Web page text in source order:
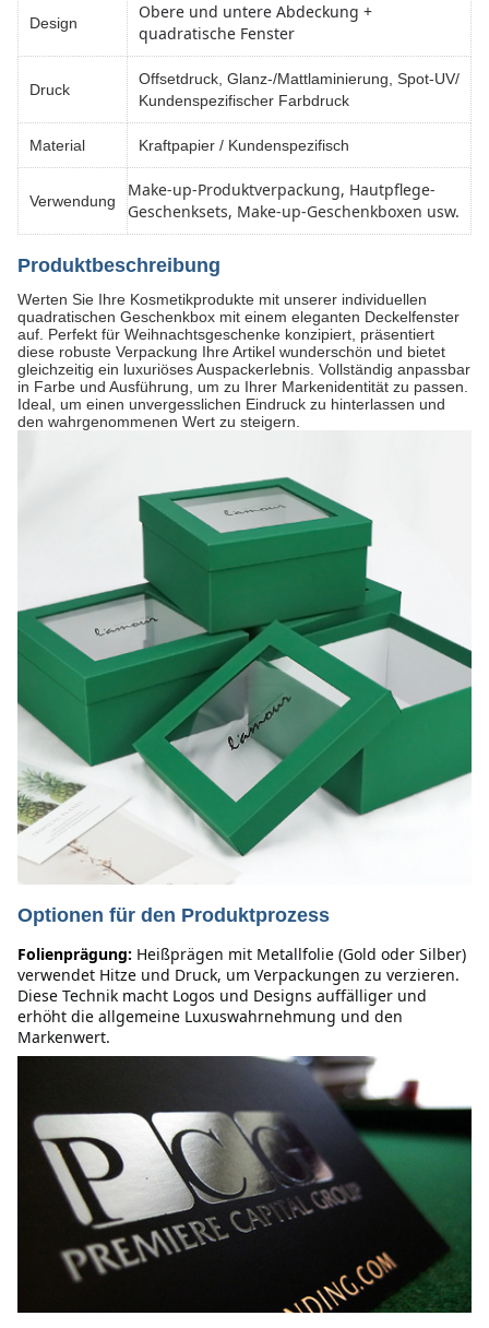
Design
Obere und untere Abdeckung +
quadratische Fenster
Druck
Offsetdruck, Glanz-/Mattlaminierung, Spot-UV/
Kundenspezifischer Farbdruck
Material Kraftpapier / Kundenspezifisch
Verwendung
Make-up-Produktverpackung, Hautpflege-
Geschenksets, Make-up-Geschenkboxen usw.
Produktbeschreibung
Werten Sie Ihre Kosmetikprodukte mit unserer individuellen
quadratischen Geschenkbox mit einem eleganten Deckelfenster
auf. Perfekt für Weihnachtsgeschenke konzipiert, präsentiert
diese robuste Verpackung Ihre Artikel wunderschön und bietet
gleichzeitig ein luxuriöses Auspackerlebnis. Vollständig anpassbar
in Farbe und Ausführung, um zu Ihrer Markenidentität zu passen.
Ideal, um einen unvergesslichen Eindruck zu hinterlassen und
den wahrgenommenen Wert zu steigern.
Optionen für den Produktprozess
Folienprägung: Heißprägen mit Metallfolie (Gold oder Silber)
verwendet Hitze und Druck, um Verpackungen zu verzieren.
Diese Technik macht Logos und Designs auffälliger und
erhöht die allgemeine Luxuswahrnehmung und den
Markenwert.